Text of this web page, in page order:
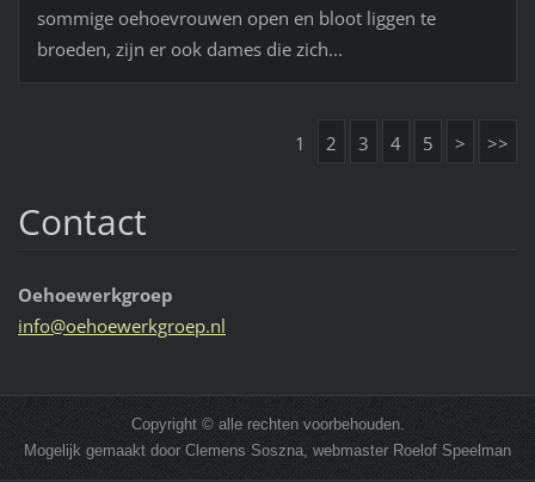
sommige oehoevrouwen open en bloot liggen te
broeden, zijn er ook dames die zich...
1 2 3 4 5 > >>
Contact
Oehoewerkgroep
info@oehoewerkgroep.nl
Copyright © alle rechten voorbehouden.
Mogelijk gemaakt door Clemens Soszna, webmaster Roelof Speelman